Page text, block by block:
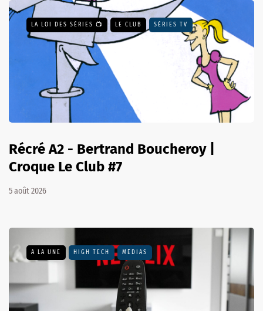
LA LOI DES SÉRIES 📺 LE CLUB SÉRIES TV
Récré A2 - Bertrand Boucheroy |
Croque Le Club #7
5 août 2026
A LA UNE HIGH TECH MÉDIAS